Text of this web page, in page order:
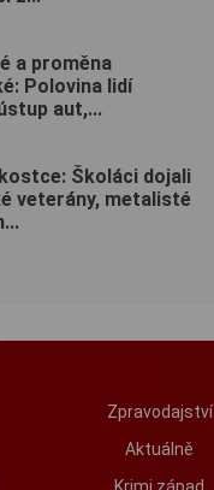
a proměna
Polovina lidí
aut,...
Školáci dojali
veterány, metalisté
Zpravodajství
Aktuálně
Krimi západ